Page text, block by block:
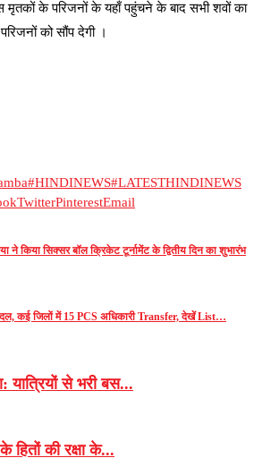
मृतकों के परिजनों के यहाँ पहुंचने के बाद सभी शवों का
को सौंप देगी ।
#HINDINEWS#LATESTHINDINEWS
TwitterPinterestEmail
ने किया सिक्सर बॉल क्रिकेट टूर्नामेंट के द्वितीय दिन का शुभारंभ
कई जिलों में 15 PCS अधिकारी Transfer, देखें List…
यात्रियों से भरी बस...
हितों की रक्षा के...